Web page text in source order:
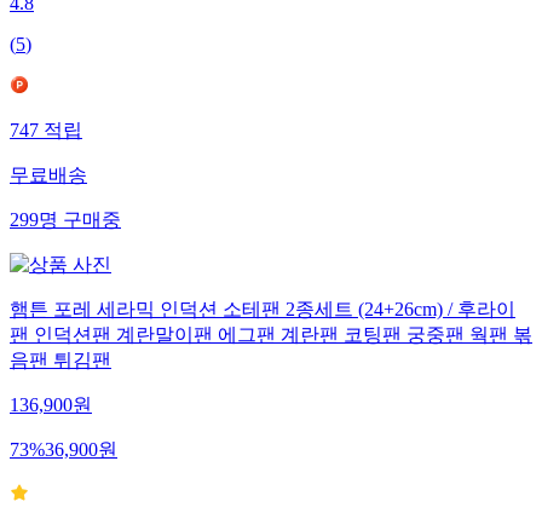
4.8
(5)
747적립
무료배송
299명구매중
햄튼 포레 세라믹 인덕션 소테팬 2종세트 (24+26cm) / 후라이
팬 인덕션팬 계란말이팬 에그팬 계란팬 코팅팬 궁중팬 웍팬 볶
음팬 튀김팬
136,900원
73%36,900원